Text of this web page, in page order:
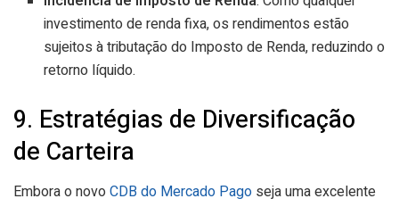
investimento de renda fixa, os rendimentos estão
sujeitos à tributação do Imposto de Renda, reduzindo o
retorno líquido.
9. Estratégias de Diversificação
de Carteira
Embora o novo CDB do Mercado Pago seja uma excelente